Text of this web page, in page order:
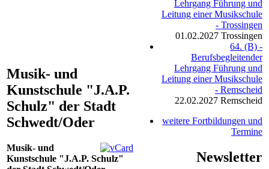
Musik- und
Kunstschule "J.A.P.
Schulz" der Stadt
Schwedt/Oder
Musik- und
Kunstschule "J.A.P. Schulz"
Lehrgang Führung und
Leitung einer Musikschule
- Trossingen
01.02.2027 Trossingen
64. (B) -
Berufsbegleitender
Lehrgang Führung und
Leitung einer Musikschule
- Remscheid
22.02.2027 Remscheid
weitere Fortbildungen und
Termine
Newsletter